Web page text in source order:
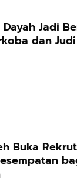
Jadi
dan
Buka